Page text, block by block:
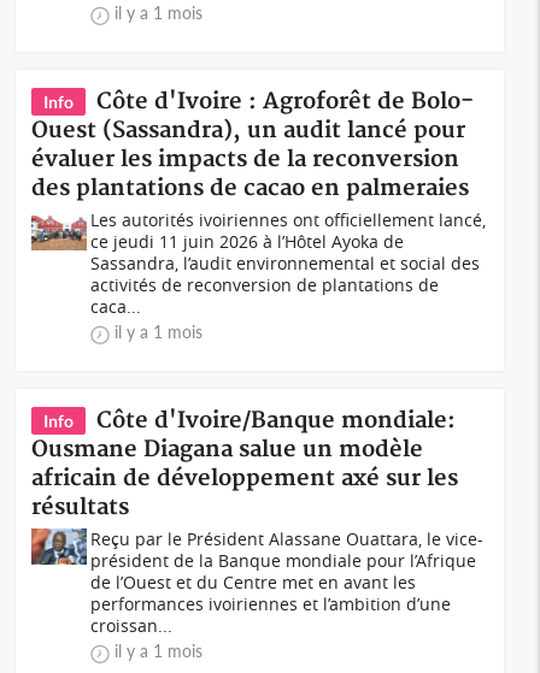
il y a 1 mois
Info
Côte d'Ivoire : Agroforêt de Bolo-
Ouest (Sassandra), un audit lancé pour
évaluer les impacts de la reconversion
des plantations de cacao en palmeraies
Les autorités ivoiriennes ont officiellement lancé,
ce jeudi 11 juin 2026 à l’Hôtel Ayoka de
Sassandra, l’audit environnemental et social des
activités de reconversion de plantations de
caca...
il y a 1 mois
Info
Côte d'Ivoire/Banque mondiale:
Ousmane Diagana salue un modèle
africain de développement axé sur les
résultats
Reçu par le Président Alassane Ouattara, le vice-
président de la Banque mondiale pour l’Afrique
de l’Ouest et du Centre met en avant les
performances ivoiriennes et l’ambition d’une
croissan...
il y a 1 mois